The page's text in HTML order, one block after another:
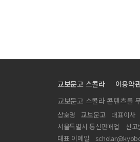
교보문고 스콜라 이용약
교보문고 스콜라 콘텐츠를
상호명 교보문고 대표이사
서울특별시 통신판매업
신고
대표 이메일